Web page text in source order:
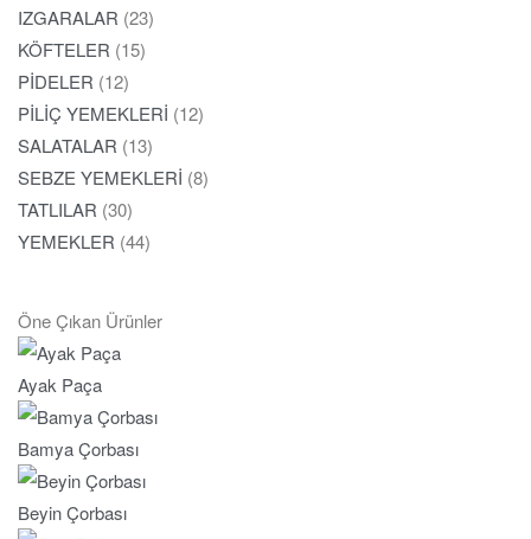
IZGARALAR (23)
KÖFTELER (15)
PİDELER (12)
PİLİÇ YEMEKLERİ (12)
SALATALAR (13)
SEBZE YEMEKLERİ (8)
TATLILAR (30)
YEMEKLER (44)
Öne Çıkan Ürünler
Ayak Paça
Bamya Çorbası
Beyin Çorbası